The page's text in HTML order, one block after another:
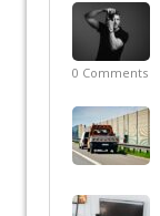
0 Comments